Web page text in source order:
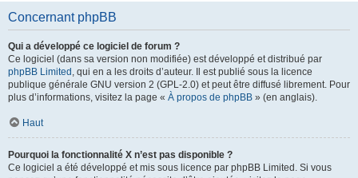
Concernant phpBB
Qui a développé ce logiciel de forum ?
Ce logiciel (dans sa version non modifiée) est développé et distribué par
phpBB Limited , qui en a les droits d’auteur. Il est publié sous la licence
publique générale GNU version 2 (GPL-2.0) et peut être diffusé librement. Pour
plus d’informations, visitez la page « À propos de phpBB » (en anglais).
Haut
Pourquoi la fonctionnalité X n’est pas disponible ?
Ce logiciel a été développé et mis sous licence par phpBB Limited. Si vous